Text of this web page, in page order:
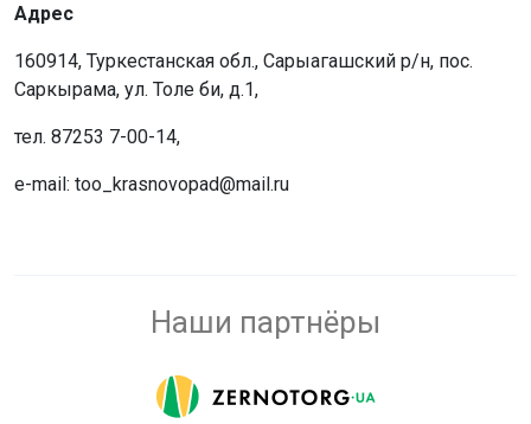
Адрес
160914, Туркестанская обл., Сарыагашский р/н, пос.
Саркырама, ул. Толе би, д.1,
тел. 87253 7-00-14,
e-mail: too_krasnovopad@mail.ru
Наши партнёры